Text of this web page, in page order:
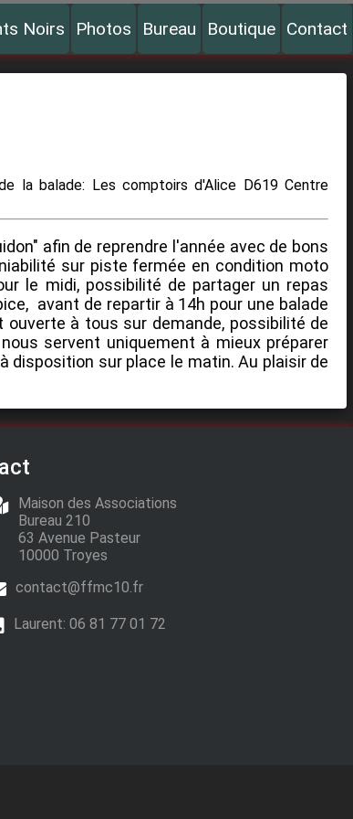
Noirs Photos Bureau Boutique Contact
la balade: Les comptoirs d'Alice D619 Centre
afin de reprendre l'année avec de bons
sur piste fermée en condition moto
le midi, possibilité de partager un repas
avant de repartir à 14h pour une balade
ouverte à tous sur demande, possibilité de
servent uniquement à mieux préparer
disposition sur place le matin. Au plaisir de
Maison des Associations
Bureau 210
63 Avenue Pasteur
10000 Troyes
contact@ffmc10.fr
Laurent: 06 81 77 01 72